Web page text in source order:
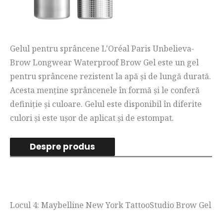
Gelul pentru sprâncene L'Oréal Paris Unbelieva-
Brow Longwear Waterproof Brow Gel este un gel
pentru sprâncene rezistent la apă și de lungă durată.
Acesta menține sprâncenele în formă și le conferă
definiție și culoare. Gelul este disponibil în diferite
culori și este ușor de aplicat și de estompat.
Despre produs
Locul 4: Maybelline New York TattooStudio Brow Gel